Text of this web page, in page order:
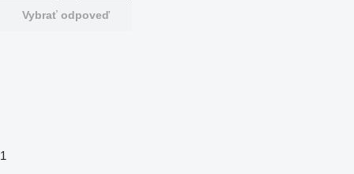
Vybrať odpoveď
1